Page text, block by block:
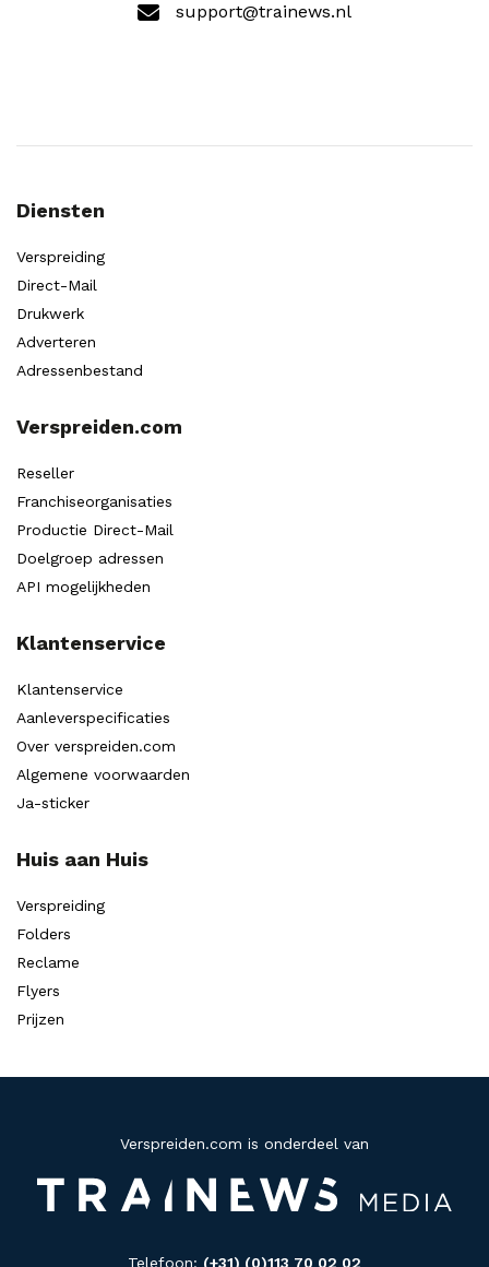
support@trainews.nl
Diensten
Verspreiding
Direct-Mail
Drukwerk
Adverteren
Adressenbestand
Verspreiden.com
Reseller
Franchiseorganisaties
Productie Direct-Mail
Doelgroep adressen
API mogelijkheden
Klantenservice
Klantenservice
Aanleverspecificaties
Over verspreiden.com
Algemene voorwaarden
Ja-sticker
Huis aan Huis
Verspreiding
Folders
Reclame
Flyers
Prijzen
Verspreiden.com is onderdeel van
Telefoon: (+31) (0)113 70 02 02